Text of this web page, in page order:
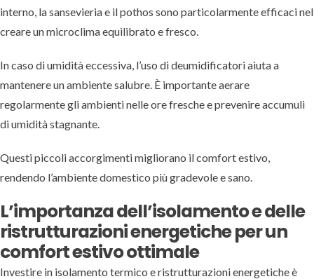
interno, la sansevieria e il pothos sono particolarmente efficaci nel
creare un microclima equilibrato e fresco.
In caso di umidità eccessiva, l’uso di deumidificatori aiuta a
mantenere un ambiente salubre. È importante aerare
regolarmente gli ambienti nelle ore fresche e prevenire accumuli
di umidità stagnante.
Questi piccoli accorgimenti migliorano il comfort estivo,
rendendo l’ambiente domestico più gradevole e sano.
L’importanza dell’isolamento e delle
ristrutturazioni energetiche per un
comfort estivo ottimale
Investire in isolamento termico e ristrutturazioni energetiche è